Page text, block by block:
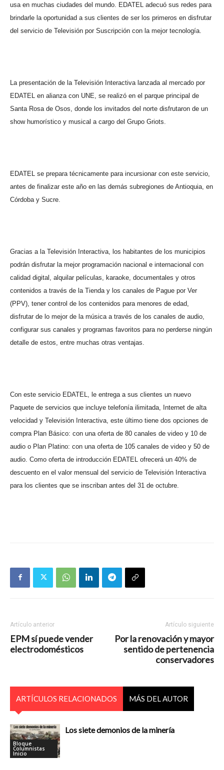
usa en muchas ciudades del mundo. EDATEL adecuó sus redes para
brindarle la oportunidad a sus clientes de ser los primeros en disfrutar
del servicio de Televisión por Suscripción con la mejor tecnología.
La presentación de la Televisión Interactiva lanzada al mercado por
EDATEL en alianza con UNE, se realizó en el parque principal de
Santa Rosa de Osos, donde los invitados del norte disfrutaron de un
show humorístico y musical a cargo del Grupo Griots.
EDATEL se prepara técnicamente para incursionar con este servicio,
antes de finalizar este año en las demás subregiones de Antioquia, en
Córdoba y Sucre.
Gracias a la Televisión Interactiva, los habitantes de los municipios
podrán disfrutar la mejor programación nacional e internacional con
calidad digital, alquilar películas, karaoke, documentales y otros
contenidos a través de la Tienda y los canales de Pague por Ver
(PPV), tener control de los contenidos para menores de edad,
disfrutar de lo mejor de la música a través de los canales de audio,
configurar sus canales y programas favoritos para no perderse ningún
detalle de estos, entre muchas otras ventajas.
Con este servicio EDATEL, le entrega a sus clientes un nuevo
Paquete de servicios que incluye telefonía ilimitada, Internet de alta
velocidad y Televisión Interactiva, este último tiene dos opciones de
compra Plan Básico: con una oferta de 80 canales de video y 10 de
audio o Plan Platino: con una oferta de 105 canales de video y 50 de
audio. Como oferta de introducción EDATEL ofrecerá un 40% de
descuento en el valor mensual del servicio de Televisión Interactiva
para los clientes que se inscriban antes del 31 de octubre.
Artículo anterior
EPM sí puede vender
electrodomésticos
Artículo siguiente
Por la renovación y mayor
sentido de pertenencia
conservadores
ARTÍCULOS RELACIONADOS MÁS DEL AUTOR
Bloque
Columnistas
Inicio
Los siete demonios de la minería